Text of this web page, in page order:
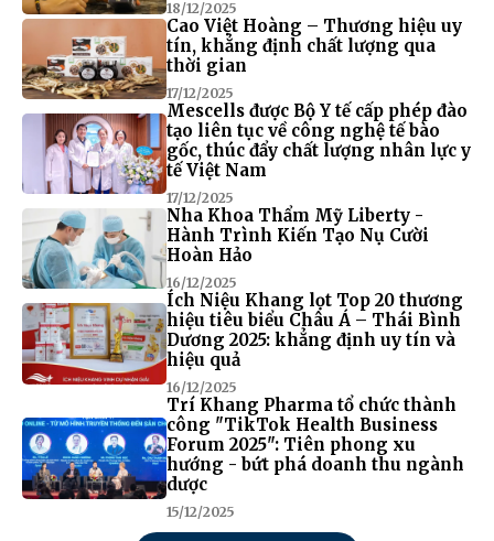
18/12/2025
Cao Việt Hoàng – Thương hiệu uy
tín, khẳng định chất lượng qua
thời gian
17/12/2025
Mescells được Bộ Y tế cấp phép đào
tạo liên tục về công nghệ tế bào
gốc, thúc đẩy chất lượng nhân lực y
tế Việt Nam
17/12/2025
Nha Khoa Thẩm Mỹ Liberty -
Hành Trình Kiến Tạo Nụ Cười
Hoàn Hảo
16/12/2025
Ích Niệu Khang lọt Top 20 thương
hiệu tiêu biểu Châu Á – Thái Bình
Dương 2025: khẳng định uy tín và
hiệu quả
16/12/2025
Trí Khang Pharma tổ chức thành
công "TikTok Health Business
Forum 2025": Tiên phong xu
hướng - bứt phá doanh thu ngành
dược
15/12/2025